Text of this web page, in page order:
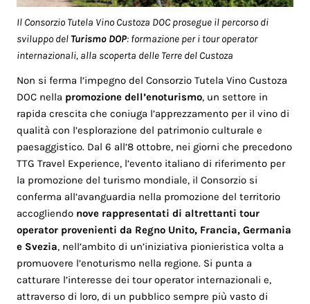
Il Consorzio Tutela Vino Custoza DOC prosegue il percorso di
sviluppo del Turismo DOP: formazione per i tour operator
internazionali, alla scoperta delle Terre del Custoza
Non si ferma l’impegno del Consorzio Tutela Vino Custoza
DOC nella promozione dell’enoturismo, un settore in
rapida crescita che coniuga l’apprezzamento per il vino di
qualità con l’esplorazione del patrimonio culturale e
paesaggistico. Dal 6 all’8 ottobre, nei giorni che precedono
TTG Travel Experience, l’evento italiano di riferimento per
la promozione del turismo mondiale, il Consorzio si
conferma all’avanguardia nella promozione del territorio
accogliendo nove rappresentati di altrettanti tour
operator provenienti da Regno Unito, Francia, Germania
e Svezia, nell’ambito di un’iniziativa pionieristica volta a
promuovere l’enoturismo nella regione. Si punta a
catturare l’interesse dei tour operator internazionali e,
attraverso di loro, di un pubblico sempre più vasto di